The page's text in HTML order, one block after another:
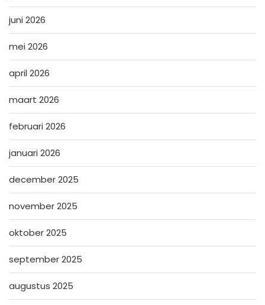
juni 2026
mei 2026
april 2026
maart 2026
februari 2026
januari 2026
december 2025
november 2025
oktober 2025
september 2025
augustus 2025